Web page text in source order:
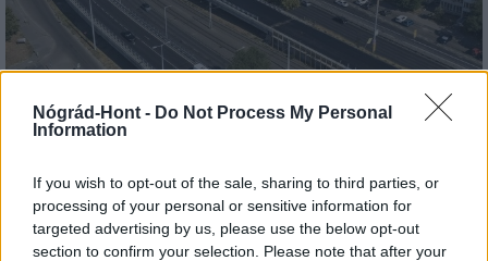
Nógrád-Hont - Do Not Process My Personal
Information
If you wish to opt-out of the sale, sharing to third parties, or
processing of your personal or sensitive information for
targeted advertising by us, please use the below opt-out
section to confirm your selection. Please note that after your
HE-DO BKK KM Építő Kft. Főmterv Mérnöki Tervező Zrt.
felüljárón
A tartós nyári hőség jelentős kihívás elé állítja a KM Építőt,
ennek ellenére folyamatosan halad az aszfaltozás.